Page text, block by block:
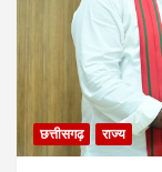
छत्तीसगढ़ राज्य